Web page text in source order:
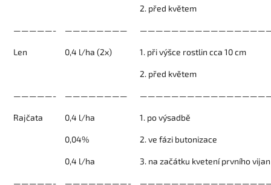
2. před květem
—————- ————————
Len 0,4 l/ha (2x) 1. při výšce rostlin cca 10 cm
2. před květem
—————- ————————
Rajčata 0,4 l/ha 1. po výsadbě
0,04% 2. ve fázi butonizace
0,4 l/ha 3. na začátku kvetení prvního
—————- ————————-